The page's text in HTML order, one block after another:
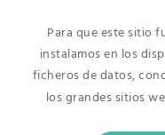
Política de
Aviso Legal
Newsletter
Para que este sitio
instalamos en los
ficheros de datos,
los grandes sitios